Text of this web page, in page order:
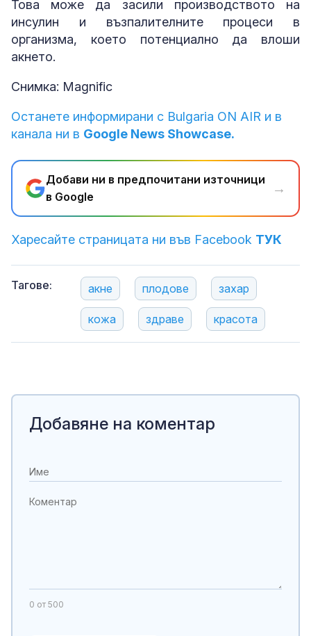
Това може да засили производството на
инсулин и възпалителните процеси в
организма, което потенциално да влоши
акнето.
Снимка: Magnific
Останете информирани с Bulgaria ON AIR и в
канала ни в Google News Showcase.
Добави ни в предпочитани източници
в Google
→
Харесайте страницата ни във Facebook ТУК
Тагове: акне плодове захар
кожа здраве красота
Добавяне на коментар
0 от 500